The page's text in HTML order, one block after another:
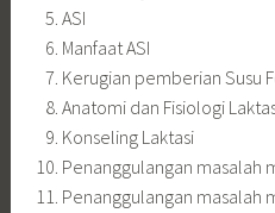
ASI
Manfaat ASI
Kerugian pemberian Susu
Anatomi dan Fisiologi
Konseling Laktasi
Penanggulangan masalah
Penanggulangan masalah